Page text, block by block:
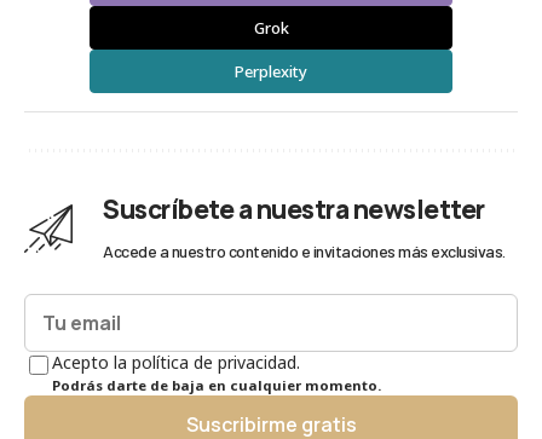
Grok
Perplexity
Suscríbete a nuestra newsletter
Accede a nuestro contenido e invitaciones más exclusivas.
Acepto la política de privacidad.
Podrás darte de baja en cualquier momento.
Suscribirme gratis